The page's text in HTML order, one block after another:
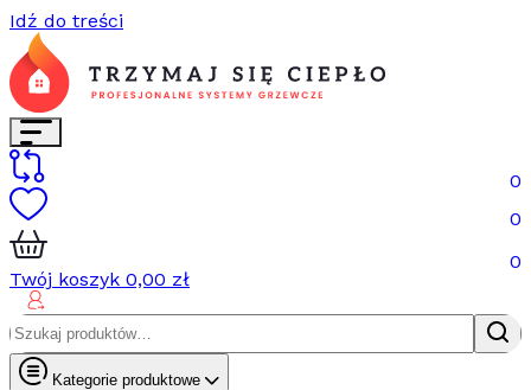
Idź do treści
0
0
0
Twój koszyk 0,00 zł
Szukaj:
Kategorie produktowe